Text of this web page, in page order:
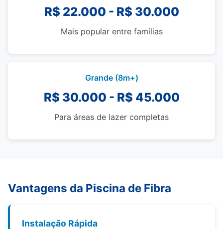
R$ 22.000 - R$ 30.000
Mais popular entre famílias
Grande (8m+)
R$ 30.000 - R$ 45.000
Para áreas de lazer completas
Vantagens da Piscina de Fibra
Instalação Rápida